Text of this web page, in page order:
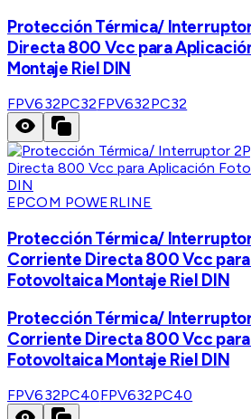
Protección Térmica/
Directa 800 Vcc para
Montaje Riel DIN
FPV632PC32FPV632PC32
EPCOM POWERLINE
Protección Térmica/
Corriente Directa 800 Vcc
Fotovoltaica Montaje Riel DIN
Protección Térmica/
Corriente Directa 800 Vcc
Fotovoltaica Montaje Riel DIN
FPV632PC40FPV632PC40